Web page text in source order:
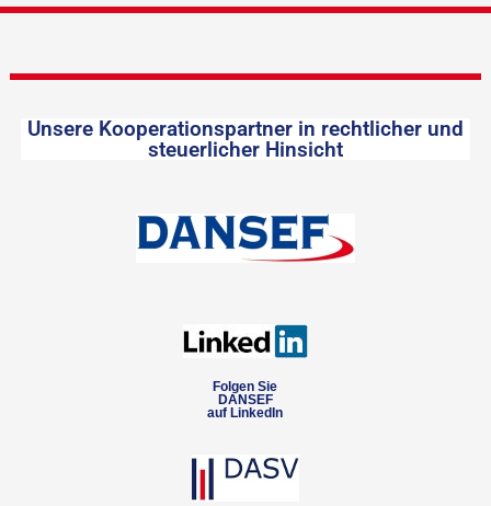
Unsere Kooperationspartner in rechtlicher und
steuerlicher Hinsicht
Folgen Sie
DANSEF
auf LinkedIn